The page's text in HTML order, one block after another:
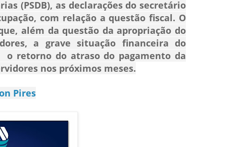
(PSDB), as declarações do secretário
com relação a questão fiscal. O
além da questão da apropriação do
a grave situação financeira do
retorno do atraso do pagamento da
nos próximos meses.
Pires